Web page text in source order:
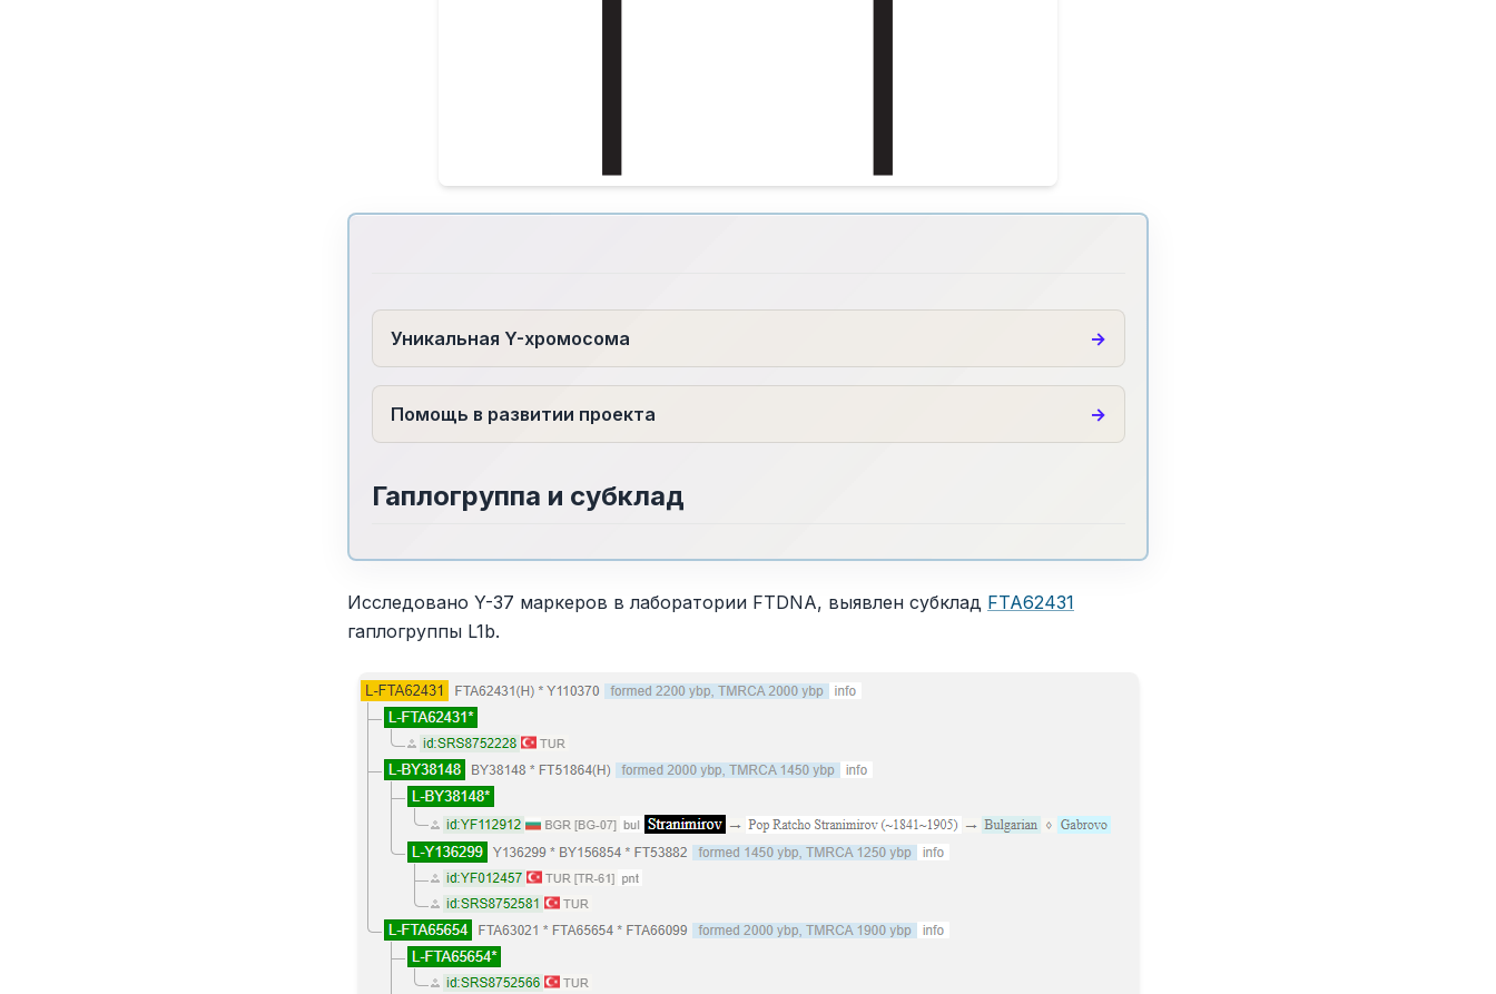
Уникальная Y-хромосома
Помощь в развитии проекта
Гаплогруппа и субклад
Исследовано Y-37 маркеров в лаборатории FTDNA, выявлен субклад FTA62431
гаплогруппы L1b.